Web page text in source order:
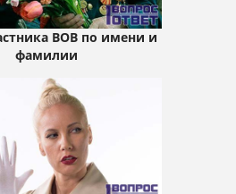
ВОВ по имени и
фамилии